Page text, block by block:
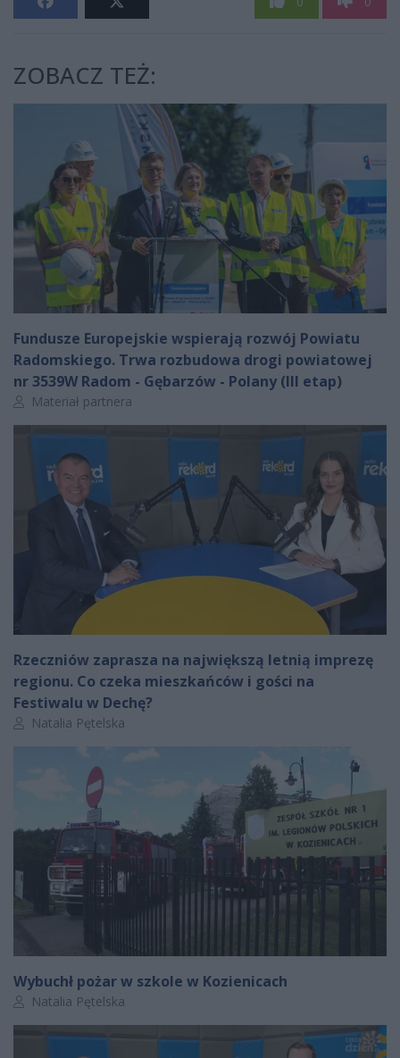
ZOBACZ TEŻ:
Fundusze Europejskie wspierają rozwój Powiatu
Radomskiego. Trwa rozbudowa drogi powiatowej
nr 3539W Radom - Gębarzów - Polany (III etap)
Autor artykułu:
Materiał partnera
Rzeczniów zaprasza na największą letnią imprezę
regionu. Co czeka mieszkańców i gości na
Festiwalu w Dechę?
Autor artykułu:
Natalia Pętelska
Wybuchł pożar w szkole w Kozienicach
Autor artykułu:
Natalia Pętelska